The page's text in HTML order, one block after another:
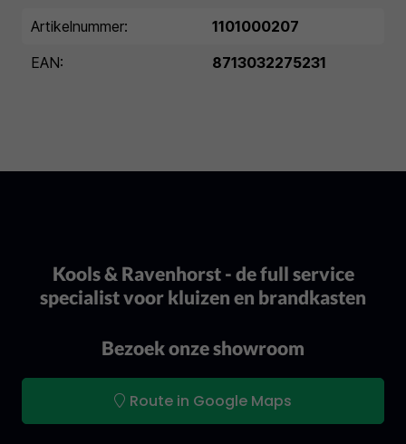
Artikelnummer:
1101000207
EAN:
8713032275231
Kools & Ravenhorst - de full service
specialist voor kluizen en brandkasten
Bezoek onze showroom
Route in Google Maps